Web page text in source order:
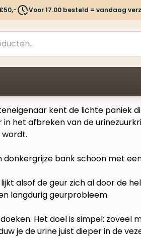
Voor 17.00 besteld = vandaag
kent de lichte paniek
het afbreken van de
alsof de geur zich al door de
langdurig geurprobleem.
Het doel is simpel:
je de urine juist dieper in de